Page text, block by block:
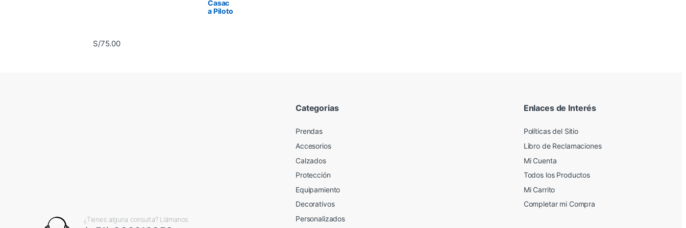
Casac
a Piloto
S/75.00
¿Tienes alguna consulta? Llámanos
Categorias
Prendas
Accesorios
Calzados
Protección
Equipamiento
Decorativos
Personalizados
Enlaces de Interés
Políticas del Sitio
Libro de Reclamaciones
Mi Cuenta
Todos los Productos
Mi Carrito
Completar mi Compra